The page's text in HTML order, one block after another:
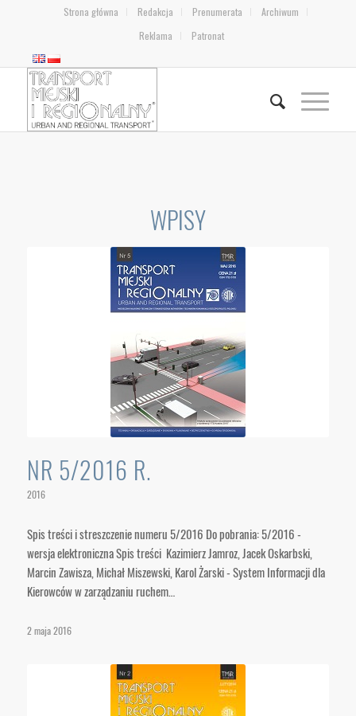
Strona główna Redakcja Prenumerata
Archiwum
Reklama
Patronat
WPISY
NR 5/2016 R.
2016
Spis treści i streszczenie numeru 5/2016 Do pobrania: 5/2016 -
wersja elektroniczna Spis treści Kazimierz Jamroz, Jacek Oskarbski,
Marcin Zawisza, Michał Miszewski, Karol Żarski - System Informacji dla
Kierowców w zarządzaniu ruchem…
2 maja 2016